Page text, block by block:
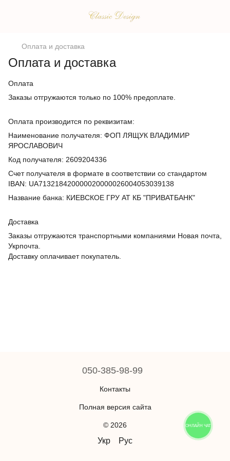
Оплата и доставка
Оплата и доставка
Оплата
Заказы отгружаются только по 100% предоплате.
Оплата производится по реквизитам:
Наименование получателя: ФОП ЛЯЩУК ВЛАДИМИР
ЯРОСЛАВОВИЧ
Код получателя: 2609204336
Счет получателя в формате в соответствии со стандартом
IBAN: UA713218420000020000026004053039138
Название банка: КИЕВСКОЕ ГРУ АТ КБ "ПРИВАТБАНК"
Доставка
Заказы отгружаются транспортными компаниями Новая почта,
Укрпочта.
Доставку оплачивает покупатель.
050-385-98-99
Контакты
Полная версия сайта
© 2026
Укр Рус
ОНЛАЙН ЧАТ